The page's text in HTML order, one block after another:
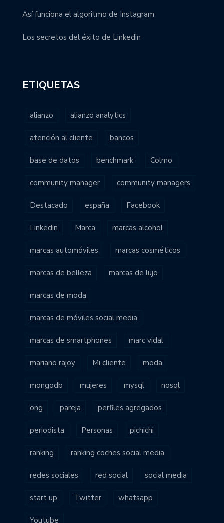
Así funciona el algoritmo de Instagram
Los secretos del éxito de Linkedin
ETIQUETAS
alianzo alianzo analytics
atención al cliente bancos
base de datos benchmark Colmo
community manager community managers
Destacado españa Facebook
Linkedin Marca marcas alcohol
marcas automóviles marcas cosméticos
marcas de belleza marcas de lujo
marcas de moda
marcas de móviles social media
marcas de smartphones marc vidal
mariano rajoy Mi cliente moda
mongodb mujeres mysql nosql
ong pareja perfiles agregados
periodista Personas pichichi
ranking ranking coches social media
redes sociales red social social media
start up Twitter whatsapp
Youtube